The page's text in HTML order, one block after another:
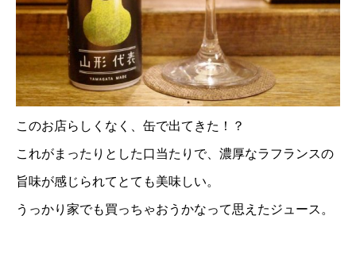
このお店らしくなく、缶で出てきた！？
これがまったりとした口当たりで、濃厚なラフランスの
旨味が感じられてとても美味しい。
うっかり家でも買っちゃおうかなって思えたジュース。